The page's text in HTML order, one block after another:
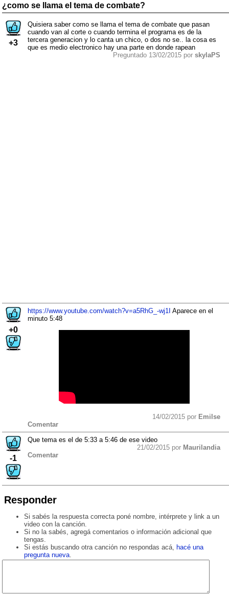
¿como se llama el tema de combate?
+3
Quisiera saber como se llama el tema de combate que pasan
cuando van al corte o cuando termina el programa es de la
tercera generacion y lo canta un chico, o dos no se.. la cosa es
que es medio electronico hay una parte en donde rapean
Preguntado 13/02/2015 por skylaPS
+0
https://www.youtube.com/watch?v=a5RhG_-wj1I Aparece en el
minuto 5:48
14/02/2015 por Emilse
Comentar
-1
Que tema es el de 5:33 a 5:46 de ese video
21/02/2015 por Maurilandia
Comentar
Responder
Si sabés la respuesta correcta poné nombre, intérprete y link a un
video con la canción.
Si no la sabés, agregá comentarios o información adicional que
tengas.
Si estás buscando otra canción no respondas acá,
hacé una
pregunta nueva.